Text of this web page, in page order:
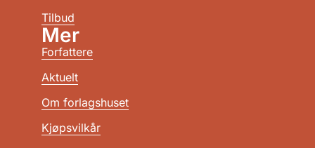
Tilbud
Mer
Forfattere
Aktuelt
Om forlagshuset
Kjøpsvilkår